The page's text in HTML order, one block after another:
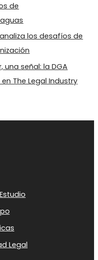
de
los desafíos de
una señal: la DGA
The Legal Industry
Legal